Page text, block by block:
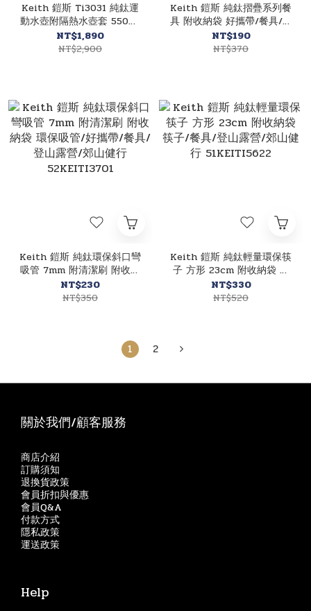
Keith 鎧斯 Ti3031 純鈦運
動水壺附隔熱水壺套 550ml
戶外登山/登山露營/輕量便
攜 52KEITI3031
NT$1,890
NT$2,900
Keith 鎧斯 純鈦摺疊系列餐
具 附收納袋 好攜帶/餐具/登
山露營/郊山健行
51KEITI530
NT$190
NT$370
Keith 鎧斯 純鈦環保斜口彎
吸管 7mm 附清潔刷 附收納
袋 環保吸管/好攜帶/餐具/登
山露營/郊山健行
NT$230
NT$350
Keith 鎧斯 純鈦輕量環保筷
子 方形 23cm 附收納袋 筷
子/餐具/登山露營/郊山健行
51KEITI5622
NT$330
NT$520
1 2
關於我們/顧客服務
商店介紹
訂購須知
退換貨政策
會員折扣與優惠
會員Q&A
付款方式
隱私政策
運送政策
Help